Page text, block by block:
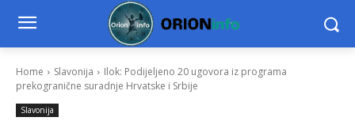
Home Slavonija
Ilok: Podijeljeno 20 ugovora iz programa
prekogranične suradnje Hrvatske i Srbije
Slavonija